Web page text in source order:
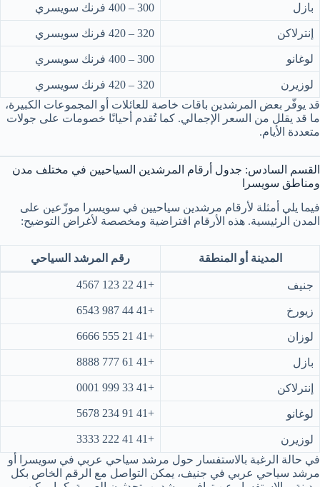
بازل 300 – 400 فرنك سويسري
إنترلاكن 320 – 420 فرنك سويسري
لوغانو 300 – 400 فرنك سويسري
لوزيرن
320 – 420 فرنك سويسري
قد يوفّر بعض المرشدين باقات خاصة للعائلات أو المجموعات الكبيرة،
ما قد يقلل من السعر الإجمالي. كما تُقدم أحيانًا خصومات على جولات
متعددة الأيام.
القسم السادس: جدول أرقام المرشدين السياحيين في مختلف مدن
ومناطق سويسرا
فيما يلي أمثلة لأرقام مرشدين سياحيين في سويسرا موزّعين على
المدن الرئيسية. هذه الأرقام افتراضية ومخصصة لأغراض التوضيح:
المدينة أو المنطقة رقم المرشد السياحي
جنيف +41 22 123 4567
زيورخ +41 44 987 6543
لوزان +41 21 555 6666
بازل +41 61 777 8888
إنترلاكن +41 33 999 0001
لوغانو +41 91 234 5678
لوزيرن
+41 41 222 3333
في حالة الرغبة بالاستفسار حول مرشد سياحي عربي في سويسرا أو
مرشد سياحي عربي في جنيف، يمكن التواصل مع الرقم الخاص بكل